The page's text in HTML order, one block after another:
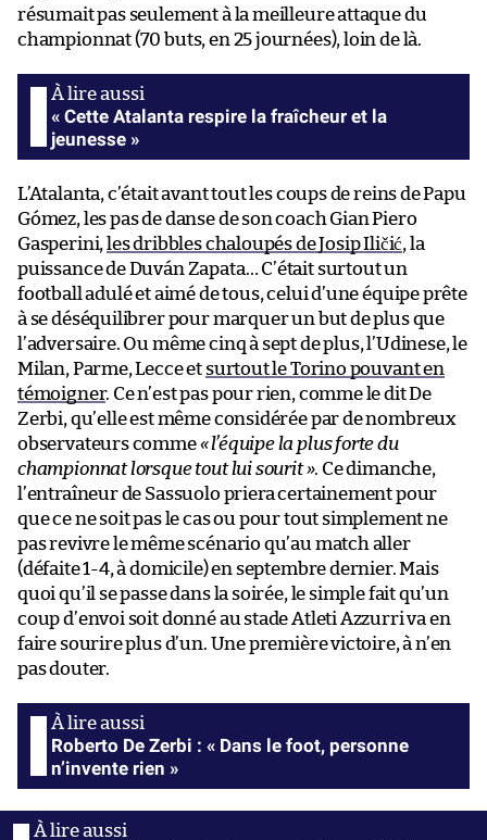
résumait pas seulement à la meilleure attaque du
championnat (70 buts, en 25 journées), loin de là.
« Cette Atalanta respire la fraîcheur et la
jeunesse »
L’Atalanta, c’était avant tout les coups de reins de Papu
Gómez, les pas de danse de son coach Gian Piero
Gasperini, les dribbles chaloupés de Josip Iličić, la
puissance de Duván Zapata… C’était surtout un
football adulé et aimé de tous, celui d’une équipe prête
à se déséquilibrer pour marquer un but de plus que
l’adversaire. Ou même cinq à sept de plus, l’Udinese, le
Milan, Parme, Lecce et surtout le Torino pouvant en
témoigner. Ce n’est pas pour rien, comme le dit De
Zerbi, qu’elle est même considérée par de nombreux
observateurs comme« l’équipe la plus forte du
championnat lorsque tout lui sourit ». Ce dimanche,
l’entraîneur de Sassuolo priera certainement pour
que ce ne soit pas le cas ou pour tout simplement ne
pas revivre le même scénario qu’au match aller
(défaite 1-4, à domicile) en septembre dernier. Mais
quoi qu’il se passe dans la soirée, le simple fait qu’un
coup d’envoi soit donné au stade Atleti Azzurri va en
faire sourire plus d’un. Une première victoire, à n’en
pas douter.
Roberto De Zerbi : « Dans le foot, personne
n’invente rien »